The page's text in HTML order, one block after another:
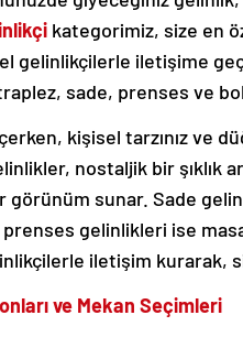
kategorimiz, size en
gelinlikçilerle iletişime
sade, prenses ve
kişisel tarzınız ve
nostaljik bir şıklık
görünüm sunar. Sade
gelinlikleri ise
iletişim kurarak,
ve Mekan Seçimleri